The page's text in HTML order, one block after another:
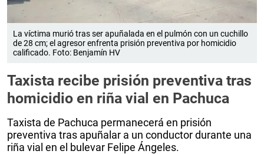
La víctima murió tras ser apuñalada en el pulmón con un cuchillo
de 28 cm; el agresor enfrenta prisión preventiva por homicidio
calificado. Foto: Benjamín HV
Taxista recibe prisión preventiva tras
homicidio en riña vial en Pachuca
Taxista de Pachuca permanecerá en prisión
preventiva tras apuñalar a un conductor durante una
riña vial en el bulevar Felipe Ángeles.